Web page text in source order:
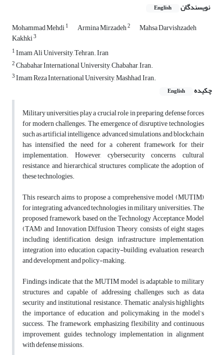
نویسندگان English
Mohammad Mehdi1 Armina Mirzadeh2 Mahsa Darvishzadeh
Kakhki3
1Imam Ali University, Tehran. Iran
2Chabahar International University, Chabahar, Iran.
3Imam Reza International University, Mashhad, Iran.
چکیده
English
Military universities play a crucial role in preparing defense forces
for modern challenges. The emergence of disruptive technologies
such as artificial intelligence, advanced simulations, and blockchain
has intensified the need for a coherent framework for their
implementation. However, cybersecurity concerns, cultural
resistance, and hierarchical structures complicate the adoption of
these technologies.
This research aims to propose a comprehensive model (MUTIM)
for integrating advanced technologies in military universities. The
proposed framework, based on the Technology Acceptance Model
(TAM) and Innovation Diffusion Theory, consists of eight stages,
including identification, design, infrastructure implementation,
integration into education, capacity-building, evaluation, research
and development, and policy-making.
Findings indicate that the MUTIM model is adaptable to military
structures and capable of addressing challenges such as data
security and institutional resistance. Thematic analysis highlights
the importance of education and policymaking in the model’s
success. The framework, emphasizing flexibility and continuous
improvement, guides technology implementation in alignment
with defense missions.